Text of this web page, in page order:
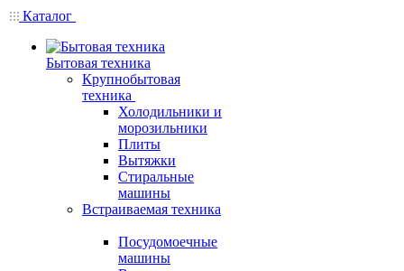
Каталог
Бытовая техника
Крупнобытовая
техника
Холодильники и
морозильники
Плиты
Вытяжки
Стиральные
машины
Встраиваемая техника
Посудомоечные
машины